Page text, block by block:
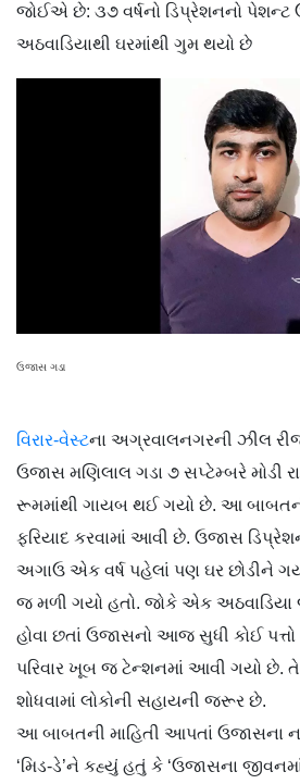
જોઈએ છે: ૩૭ વર્ષનો ડિપ્રેશનનો
અઠવાડિયાથી ઘરમાંથી ગુમ થયો છે
ઉજાસ ગડા
વિરાર-વેસ્ટના અગ્રવાલનગરની ઝીલ
ઉજાસ મણિલાલ ગડા ૭ સપ્ટેમ્બરે મોડી
રૂમમાંથી ગાયબ થઈ ગયો છે. આ બાબતની
ફરિયાદ કરવામાં આવી છે. ઉજાસ
અગાઉ એક વર્ષ પહેલાં પણ ઘર છોડીને
જ મળી ગયો હતો. જોકે એક અઠવાડિયા
હોવા છતાં ઉજાસનો આજ સુધી કોઈ
પરિવાર ખૂબ જ ટેન્શનમાં આવી ગયો છે.
શોધવામાં લોકોની સહાયની જરૂર છે.
આ બાબતની માહિતી આપતાં ઉજાસના
‘મિડ-ડે’ને કહ્યું હતું કે ‘ઉજાસના